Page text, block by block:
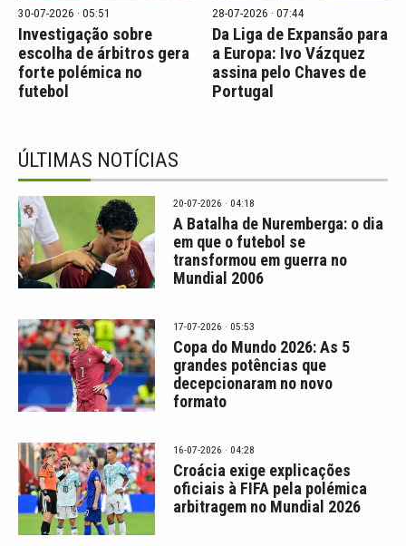
30-07-2026 · 05:51
Investigação sobre
escolha de árbitros gera
forte polémica no
futebol
28-07-2026 · 07:44
Da Liga de Expansão para
a Europa: Ivo Vázquez
assina pelo Chaves de
Portugal
ÚLTIMAS NOTÍCIAS
20-07-2026 · 04:18
A Batalha de Nuremberga: o dia
em que o futebol se
transformou em guerra no
Mundial 2006
17-07-2026 · 05:53
Copa do Mundo 2026: As 5
grandes potências que
decepcionaram no novo
formato
16-07-2026 · 04:28
Croácia exige explicações
oficiais à FIFA pela polémica
arbitragem no Mundial 2026